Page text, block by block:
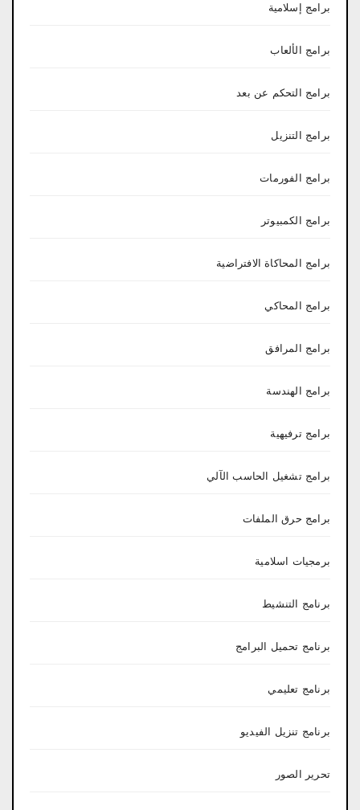
برامج إسلامية
برامج الألعاب
برامج التحكم عن بعد
برامج التنزيل
برامج الفورمات
برامج الكمبيوتر
برامج المحاكاة الافتراضية
برامج المحاكي
برامج المرافق
برامج الهندسة
برامج ترفيهية
برامج تشغيل الحاسب الآلي
برامج حرق الملفات
برمجيات اسلامية
برنامج التنشيط
برنامج تحميل البرامج
برنامج تعليمي
برنامج تنزيل الفيديو
تحرير الصور